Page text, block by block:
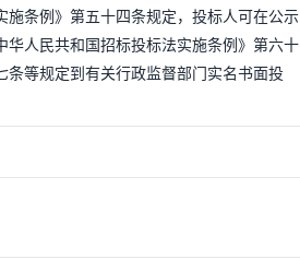
条例》第五十四条规定，投标人可在公示
人民共和国招标投标法实施条例》第六十
等规定到有关行政监督部门实名书面投